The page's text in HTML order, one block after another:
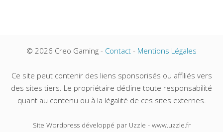
© 2026 Creo Gaming - Contact - Mentions Légales
Ce site peut contenir des liens sponsorisés ou affiliés vers
des sites tiers. Le propriétaire décline toute responsabilité
quant au contenu ou à la légalité de ces sites externes.
Site Wordpress développé par Uzzle - www.uzzle.fr